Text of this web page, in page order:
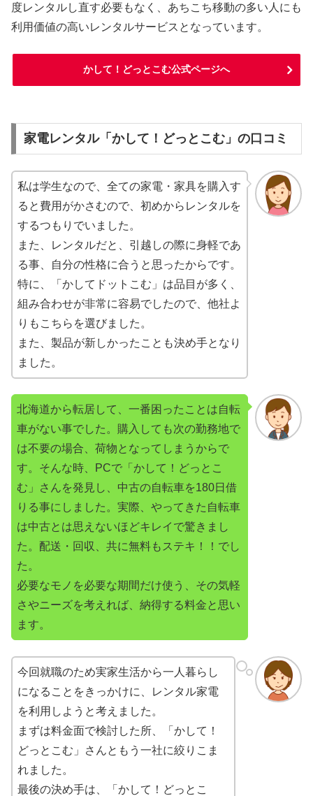
度レンタルし直す必要もなく、あちこち移動の多い人にも
利用価値の高いレンタルサービスとなっています。
かして！どっとこむ公式ページへ
家電レンタル「かして！どっとこむ」の口コミ
私は学生なので、全ての家電・家具を購入す
ると費用がかさむので、初めからレンタルを
するつもりでいました。
また、レンタルだと、引越しの際に身軽であ
る事、自分の性格に合うと思ったからです。
特に、「かしてドットこむ」は品目が多く、
組み合わせが非常に容易でしたので、他社よ
りもこちらを選びました。
また、製品が新しかったことも決め手となり
ました。
北海道から転居して、一番困ったことは自転
車がない事でした。購入しても次の勤務地で
は不要の場合、荷物となってしまうからで
す。そんな時、PCで「かして！どっとこ
む」さんを発見し、中古の自転車を180日借
りる事にしました。実際、やってきた自転車
は中古とは思えないほどキレイで驚きまし
た。配送・回収、共に無料もステキ！！でし
た。
必要なモノを必要な期間だけ使う、その気軽
さやニーズを考えれば、納得する料金と思い
ます。
今回就職のため実家生活から一人暮らし
になることをきっかけに、レンタル家電
を利用しようと考えました。
まずは料金面で検討した所、「かして！
どっとこむ」さんともう一社に絞りこま
れました。
最後の決め手は、「かして！どっとこ